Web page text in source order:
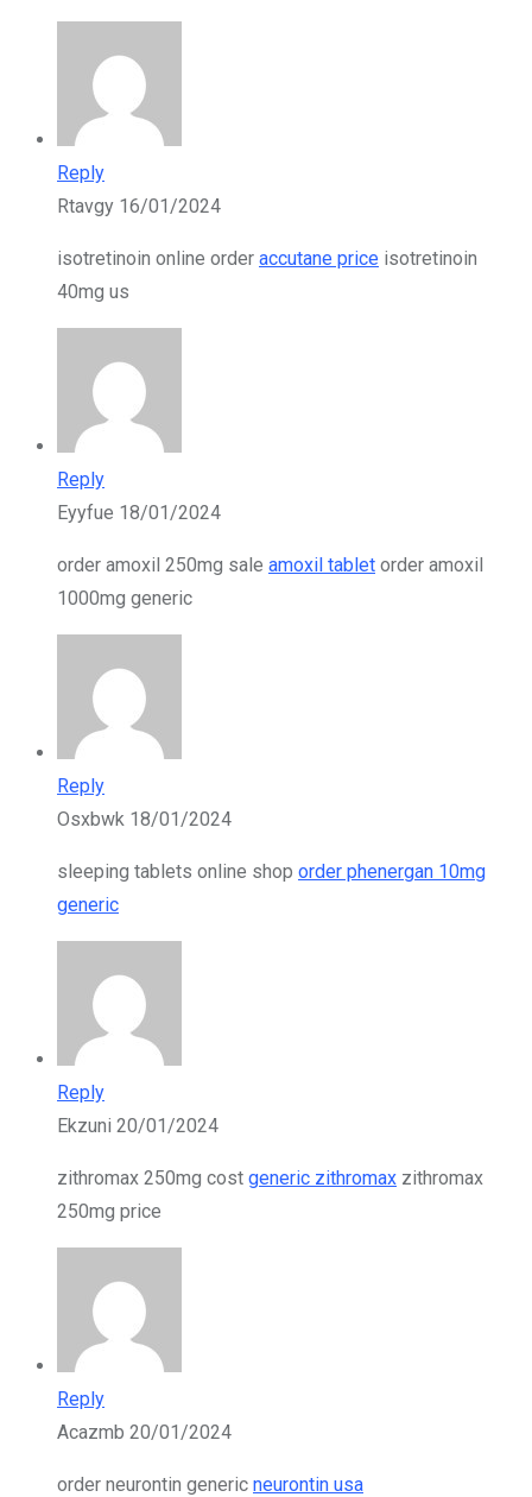
Reply
Rtavgy 16/01/2024
isotretinoin online order accutane price isotretinoin
40mg us
Reply
Eyyfue 18/01/2024
order amoxil 250mg sale amoxil tablet order amoxil
1000mg generic
Reply
Osxbwk 18/01/2024
sleeping tablets online shop order phenergan 10mg
generic
Reply
Ekzuni 20/01/2024
zithromax 250mg cost generic zithromax zithromax
250mg price
Reply
Acazmb 20/01/2024
order neurontin generic neurontin usa